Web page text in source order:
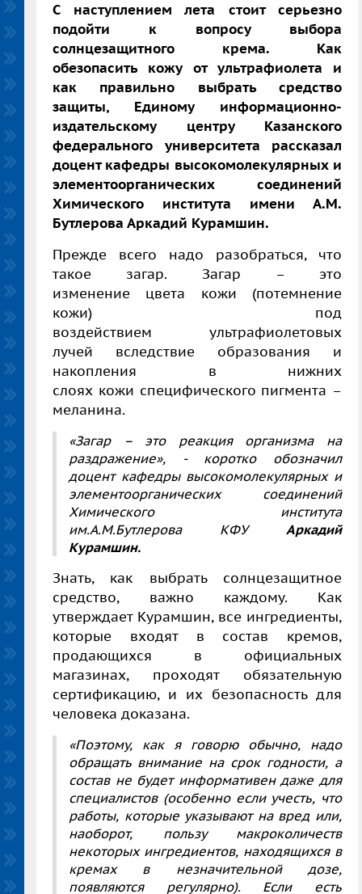
С наступлением лета стоит серьезно
подойти к вопросу выбора
солнцезащитного крема. Как
обезопасить кожу от ультрафиолета и
как правильно выбрать средство
защиты, Единому информационно-
издательскому центру Казанского
федерального университета рассказал
доцент кафедры высокомолекулярных и
элементоорганических соединений
Химического института имени А.М.
Бутлерова Аркадий Курамшин.
Прежде всего надо разобраться, что
такое загар. Загар – это
изменение цвета кожи (потемнение
кожи) под
воздействием ультрафиолетовых
лучей вследствие образования и
накопления в нижних
слоях кожи специфического пигмента –
меланина.
«Загар – это реакция организма на
раздражение», - коротко обозначил
доцент кафедры высокомолекулярных и
элементоорганических соединений
Химического института
им.А.М.Бутлерова
КФУ Аркадий
Курамшин.
Знать, как выбрать солнцезащитное
средство, важно каждому. Как
утверждает Курамшин, все ингредиенты,
которые входят в состав кремов,
продающихся в официальных
магазинах, проходят обязательную
сертификацию, и их безопасность для
человека доказана.
«Поэтому, как я говорю обычно, надо
обращать внимание на срок годности, а
состав не будет информативен даже для
специалистов (особенно если учесть, что
работы, которые указывают на вред или,
наоборот, пользу макроколичеств
некоторых ингредиентов, находящихся в
кремах в незначительной дозе,
появляются регулярно). Если есть